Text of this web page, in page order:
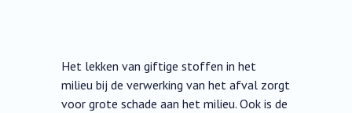
Het lekken van giftige stoffen in het
milieu bij de verwerking van het afval zorgt
voor grote schade aan het milieu. Ook is de